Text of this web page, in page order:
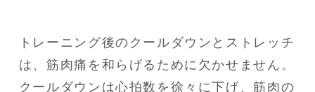
トレーニング後のクールダウンとストレッチ
は、筋肉痛を和らげるために欠かせません。
クールダウンは心拍数を徐々に下げ、筋肉の